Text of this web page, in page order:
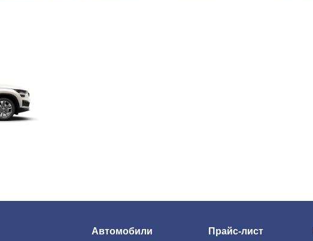
Автомобили Прайс-лист